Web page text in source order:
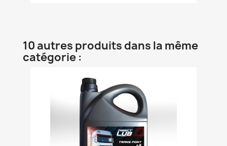
10 autres produits dans la même
catégorie :